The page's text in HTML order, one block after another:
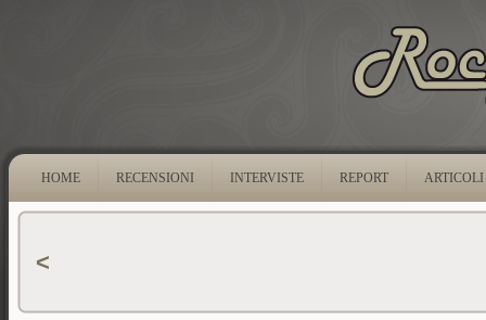
HOME RECENSIONI INTERVISTE REPORT ARTICOLI
<